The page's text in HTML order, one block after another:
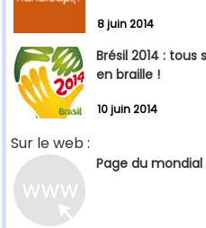
8 juin 2014
Brésil 2014 :
en braille !
10 juin 2014
Sur le web :
Page du